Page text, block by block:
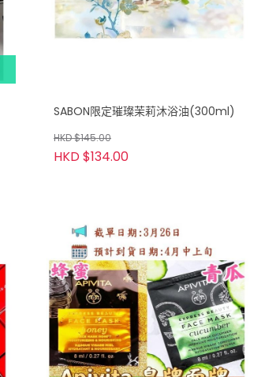
SABON限定璀璨茉莉沐浴油(300ml)
HKD $145.00
HKD $134.00